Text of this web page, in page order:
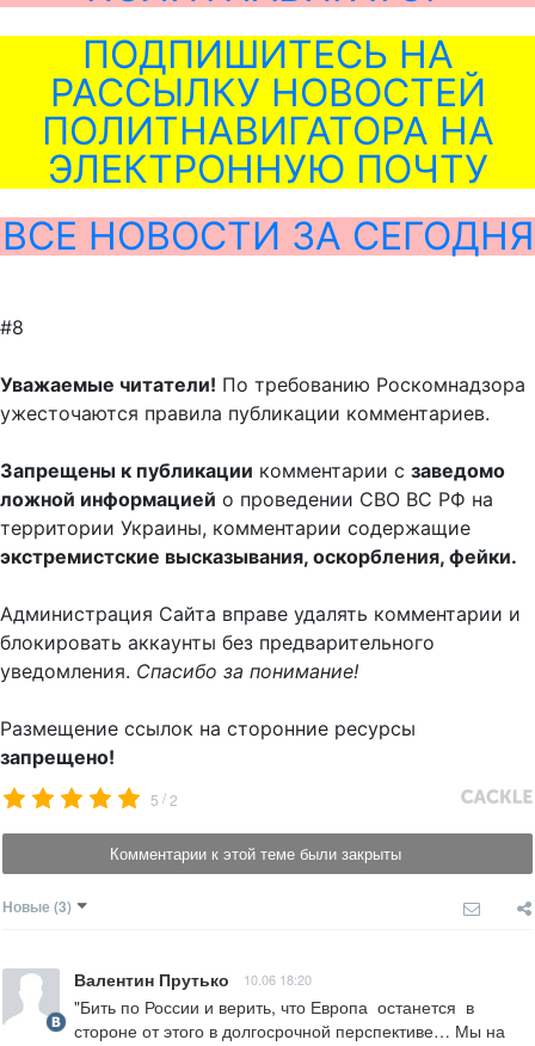
ПОДПИШИТЕСЬ НА
РАССЫЛКУ НОВОСТЕЙ
ПОЛИТНАВИГАТОРА НА
ЭЛЕКТРОННУЮ ПОЧТУ
ВСЕ НОВОСТИ ЗА СЕГОДНЯ
#8
Уважаемые читатели! По требованию Роскомнадзора
ужесточаются правила публикации комментариев.
Запрещены к публикации комментарии с заведомо
ложной информацией о проведении СВО ВС РФ на
территории Украины, комментарии содержащие
экстремистские высказывания, оскорбления, фейки.
Администрация Сайта вправе удалять комментарии и
блокировать аккаунты без предварительного
уведомления. Спасибо за понимание!
Размещение ссылок на сторонние ресурсы
запрещено!
5 /2
Комментарии к этой теме были закрыты
Новые (3)
Валентин Прутько 10.06 18:20
"Бить по России и верить, что Европа  останется  в
стороне от этого в долгосрочной перспективе… Мы на